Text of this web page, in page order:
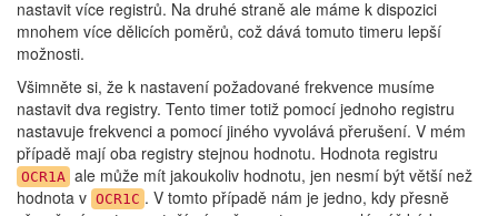
nastavit více registrů. Na druhé straně ale máme k dispozici
mnohem více dělicích poměrů, což dává tomuto timeru lepší
možnosti.
Všimněte si, že k nastavení požadované frekvence musíme
nastavit dva registry. Tento timer totiž pomocí jednoho registru
nastavuje frekvenci a pomocí jiného vyvolává přerušení. V mém
případě mají oba registry stejnou hodnotu. Hodnota registru
OCR1A ale může mít jakoukoliv hodnotu, jen nesmí být větší než
hodnota v OCR1C . V tomto případě nám je jedno, kdy přesně